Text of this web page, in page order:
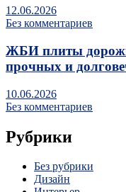
12.06.2026
Без комментариев
ЖБИ плиты
прочных и
10.06.2026
Без комментариев
Рубрики
Без рубрики
Дизайн